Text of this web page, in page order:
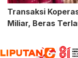
Transaksi
Miliar, Beras